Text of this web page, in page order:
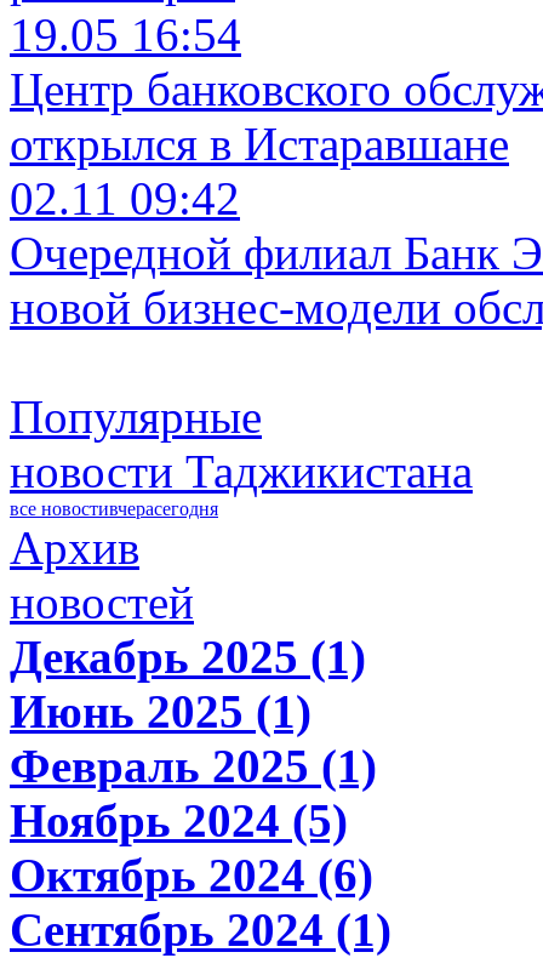
19.05 16:54
Центр банковского
открылся в Истаравшане
02.11 09:42
Очередной филиал Банк
новой бизнес-модели
Популярные
новости Таджикистана
все новостивчерасегодня
Архив
новостей
Декабрь 2025 (1)
Июнь 2025 (1)
Февраль 2025 (1)
Ноябрь 2024 (5)
Октябрь 2024 (6)
Сентябрь 2024 (1)